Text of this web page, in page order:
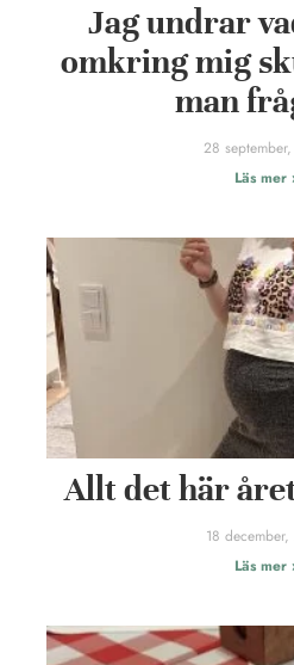
Jag undrar
omkring mig
man
28
Läs mer
Allt det här
18
Läs mer